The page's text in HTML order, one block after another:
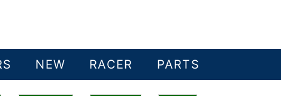
NEW RACER PARTS